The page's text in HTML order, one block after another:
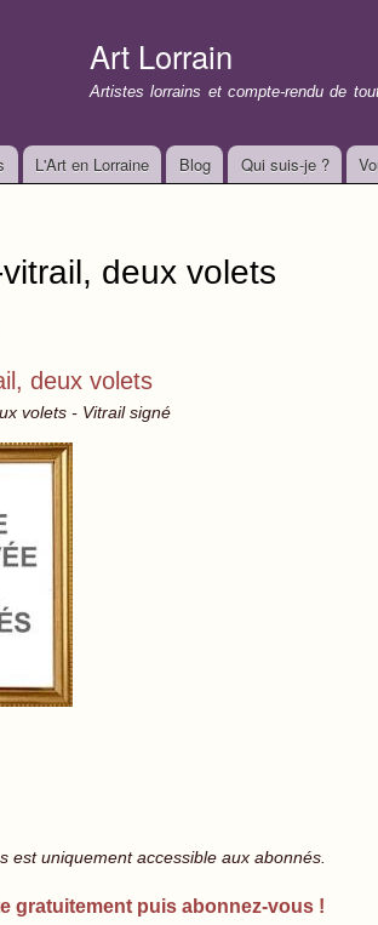
Art Lorrain
Artistes lorrains et compte-rendu de
L'Art en Lorraine Blog Qui suis-je ?
deux volets
deux volets
volets - Vitrail signé
est uniquement accessible aux abonnés.
gratuitement puis abonnez-vous !